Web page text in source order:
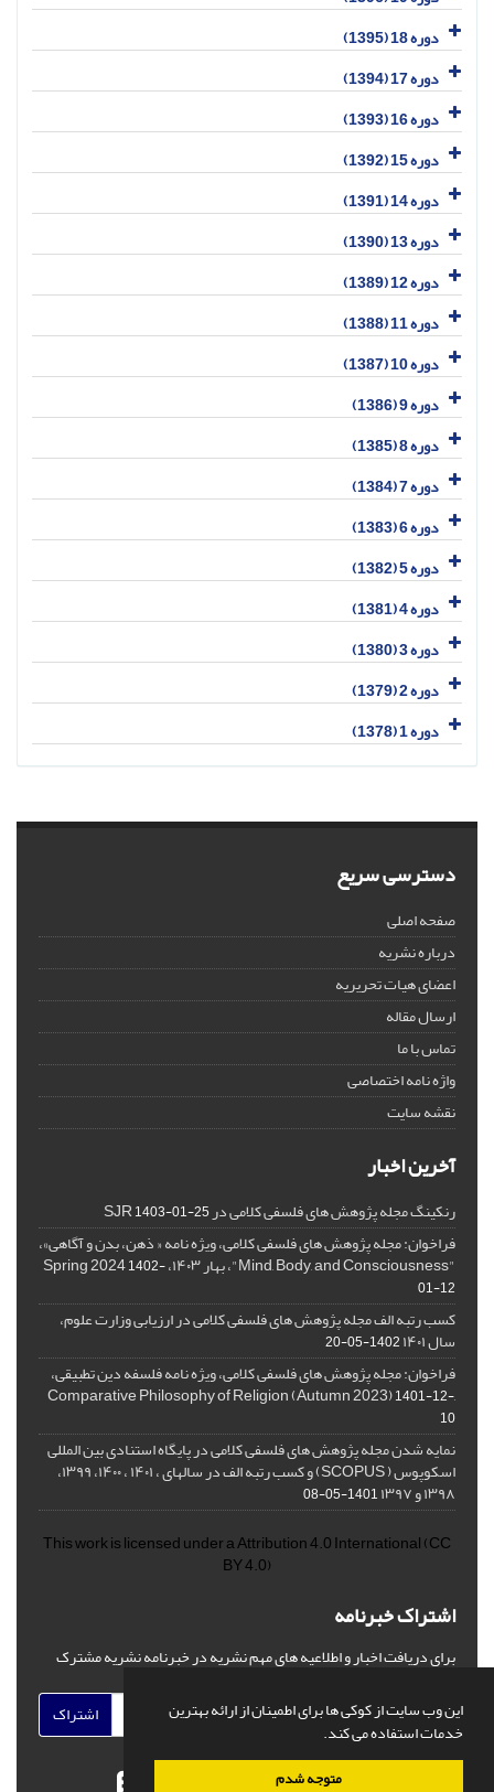
این وب سایت از کوکی ها برای اطمینان از ارائه بهترین
خدمات استفاده می کند.
متوجه شدم
دوره 18 (1395)
دوره 17 (1394)
دوره 16 (1393)
دوره 15 (1392)
دوره 14 (1391)
دوره 13 (1390)
دوره 12 (1389)
دوره 11 (1388)
دوره 10 (1387)
دوره 9 (1386)
دوره 8 (1385)
دوره 7 (1384)
دوره 6 (1383)
دوره 5 (1382)
دوره 4 (1381)
دوره 3 (1380)
دوره 2 (1379)
دوره 1 (1378)
دسترسی سریع
صفحه اصلی
درباره نشریه
اعضای هیات تحریریه
ارسال مقاله
تماس با ما
واژه نامه اختصاصی
نقشه سایت
آخرین اخبار
رنکینگ مجله پژوهش های فلسفی کلامی در SJR1403-01-25
فراخوان: مجله پژوهش های فلسفی کلامی، ویژه نامه « ذهن، بدن و آگاهی»،
"Mind, Body, and Consciousness"، بهار ۱۴۰۳، Spring 2024
1402-
01-12
کسب رتبه الف مجله پژوهش های فلسفی کلامی در ارزیابی وزارت علوم،
سال ۱۴۰۱ 1402-05-20
فراخوان: مجله پژوهش های فلسفی کلامی، ویژه نامه فلسفه دین تطبیقی،
,Comparative Philosophy of Religion (Autumn 2023)
1401-12-
10
نمایه شدن مجله پژوهش های فلسفی کلامی در پایگاه استنادی بین المللی
اسکوپوس ( SCOPUS) و کسب رتبه الف در سالهای ، ۱۴۰۱ ، ۱۴۰۰، ۱۳۹۹،
۱۳۹۸ و ۱۳۹۷ 1401-05-08
This work is licensed under aAttribution 4.0 International(CC
BY 4.0)
اشتراک خبرنامه
برای دریافت اخبار و اطلاعیه های مهم نشریه در خبرنامه نشریه مشترک
اشتراک